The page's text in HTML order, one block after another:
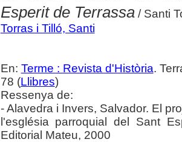
Esperit de Terrassa/ Santi
Torras i Tilló, Santi
En: Terme : Revista d'Història.
78 (Llibres)
Ressenya de:
- Alavedra i Invers, Salvador. El
l'església parroquial del Sant
Editorial Mateu, 2000